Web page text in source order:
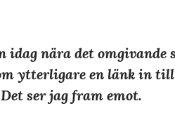
idag nära det omgivande
ytterligare en länk in
ser jag fram emot.